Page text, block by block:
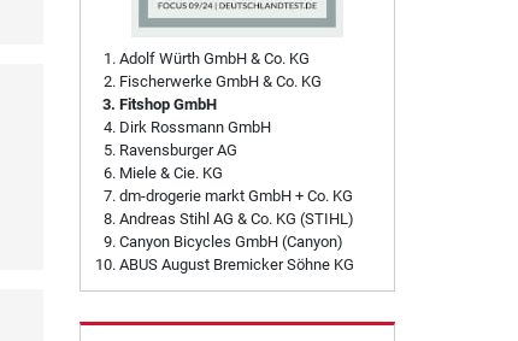
Adolf Würth GmbH & Co. KG
Fischerwerke GmbH & Co. KG
Fitshop GmbH
Dirk Rossmann GmbH
Ravensburger AG
Miele & Cie. KG
dm-drogerie markt GmbH + Co. KG
Andreas Stihl AG & Co. KG (STIHL)
Canyon Bicycles GmbH (Canyon)
ABUS August Bremicker Söhne KG